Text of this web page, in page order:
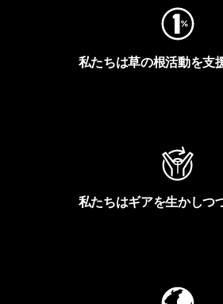
私たちは草の根活動を支
私たちはギアを生かしつ